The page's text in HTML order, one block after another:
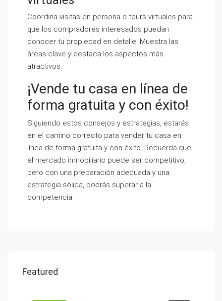
Coordina visitas en persona o tours virtuales para
que los compradores interesados puedan
conocer tu propiedad en detalle. Muestra las
áreas clave y destaca los aspectos más
atractivos.
¡Vende tu casa en línea de
forma gratuita y con éxito!
Siguiendo estos consejos y estrategias, estarás
en el camino correcto para vender tu casa en
línea de forma gratuita y con éxito. Recuerda que
el mercado inmobiliario puede ser competitivo,
pero con una preparación adecuada y una
estrategia sólida, podrás superar a la
competencia.
Featured